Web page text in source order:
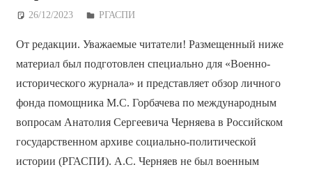
26/12/2023 Дежурный по Редакции
РГАСПИ
От редакции. Уважаемые читатели! Размещенный ниже
материал был подготовлен специально для «Военно-
исторического журнала» и представляет обзор личного
фонда помощника М.С. Горбачева по международным
вопросам Анатолия Сергеевича Черняева в Российском
государственном архиве социально-политической
истории (РГАСПИ). А.С. Черняев не был военным